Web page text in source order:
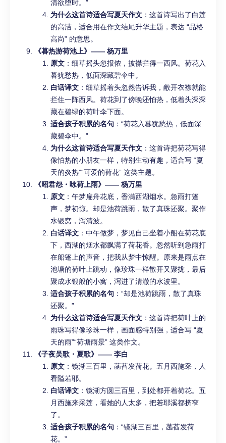
清欲堕时。”
为什么这首诗适合写夏天作文 ：这首诗写出了白莲
的高洁，适合用在作文结尾升华主题，表达 “品格
高尚” 的意思。
《暮热游荷池上》—— 杨万里
原文 ：细草摇头忽报侬，披襟拦得一西风。荷花入
暮犹愁热，低面深藏碧伞中。
白话译文 ：细草摇着头忽然告诉我，敞开衣襟就能
拦住一阵西风。荷花到了傍晚还怕热，低着头深深
藏在碧绿的荷叶伞下面。
适合孩子积累的名句 ：“荷花入暮犹愁热，低面深
藏碧伞中。”
为什么这首诗适合写夏天作文 ：这首诗把荷花写得
像怕热的小朋友一样，特别生动有趣，适合写 “夏
天的炎热”“可爱的荷花” 这类主题。
《昭君怨・咏荷上雨》—— 杨万里
原文 ：午梦扁舟花底，香满西湖烟水。急雨打篷
声，梦初惊。却是池荷跳雨，散了真珠还聚。聚作
水银窝，泻清波。
白话译文 ：中午做梦，梦见自己坐着小船在荷花底
下，西湖的烟水都飘满了荷花香。忽然听到急雨打
在船篷上的声音，把我从梦中惊醒。原来是雨点在
池塘的荷叶上跳动，像珍珠一样散开又聚拢，最后
聚成水银般的小窝，泻进了清澈的水波里。
适合孩子积累的名句 ：“却是池荷跳雨，散了真珠
还聚。”
为什么这首诗适合写夏天作文 ：这首诗把荷叶上的
雨珠写得像珍珠一样，画面感特别强，适合写 “夏
天的雨”“荷塘雨景” 这类作文。
《子夜吴歌・夏歌》—— 李白
原文 ：镜湖三百里，菡萏发荷花。五月西施采，人
看隘若耶。
白话译文 ：镜湖方圆三百里，到处都开着荷花。五
月西施来采莲，看她的人太多，把若耶溪都挤窄
了。
适合孩子积累的名句 ：“镜湖三百里，菡萏发荷
花。”